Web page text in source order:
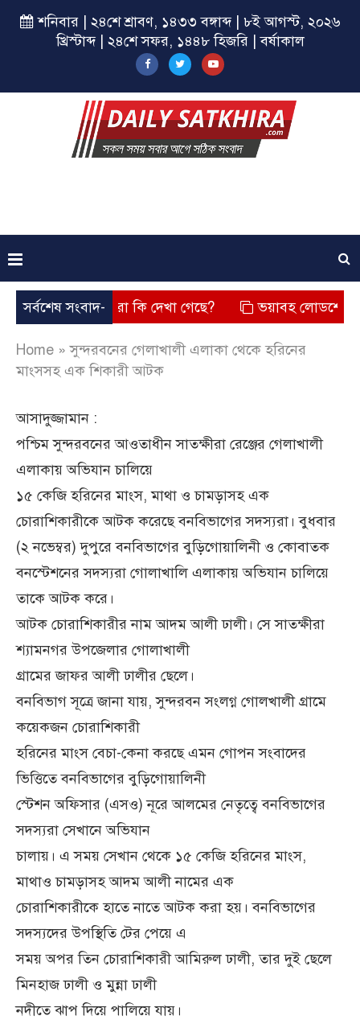
শনিবার | ২৪শে শ্রাবণ, ১৪৩৩ বঙ্গাব্দ | ৮ই আগস্ট, ২০২৬
খ্রিস্টাব্দ | ২৪শে সফর, ১৪৪৮ হিজরি | বর্ষাকাল
সর্বশেষ সংবাদ-
তার চেহারা কি দেখা গেছে? ভয়াবহ লোডশেডিং,
Home »সুন্দরবনের গেলাখালী এলাকা থেকে হরিনের
মাংসসহ এক শিকারী আটক
আসাদুজ্জামান :
পশ্চিম সুন্দরবনের আওতাধীন সাতক্ষীরা রেঞ্জের গেলাখালী
এলাকায় অভিযান চালিয়ে
১৫ কেজি হরিনের মাংস, মাথা ও চামড়াসহ এক
চোরাশিকারীকে আটক করেছে বনবিভাগের সদস্যরা। বুধবার
(২ নভেম্বর) দুপুরে বনবিভাগের বুড়িগোয়ালিনী ও কোবাতক
বনস্টেশনের সদস্যরা গোলাখালি এলাকায় অভিযান চালিয়ে
তাকে আটক করে।
আটক চোরাশিকারীর নাম আদম আলী ঢালী। সে সাতক্ষীরা
শ্যামনগর উপজেলার গোলাখালী
গ্রামের জাফর আলী ঢালীর ছেলে।
বনবিভাগ সূত্রে জানা যায়, সুন্দরবন সংলগ্ন গোলখালী গ্রামে
কয়েকজন চোরাশিকারী
হরিনের মাংস বেচা-কেনা করছে এমন গোপন সংবাদের
ভিত্তিতে বনবিভাগের বুড়িগোয়ালিনী
স্টেশন অফিসার (এসও) নূরে আলমের নেতৃত্বে বনবিভাগের
সদস্যরা সেখানে অভিযান
চালায়। এ সময় সেখান থেকে ১৫ কেজি হরিনের মাংস,
মাথাও চামড়াসহ আদম আলী নামের এক
চোরাশিকারীকে হাতে নাতে আটক করা হয়। বনবিভাগের
সদস্যদের উপস্থিতি টের পেয়ে এ
সময় অপর তিন চোরাশিকারী আমিরুল ঢালী, তার দুই ছেলে
মিনহাজ ঢালী ও মুন্না ঢালী
নদীতে ঝাপ দিয়ে পালিয়ে যায়।